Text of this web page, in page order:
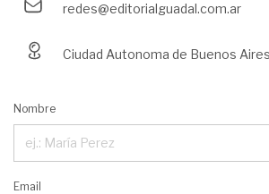
redes@editorialguadal.com.ar
Ciudad Autonoma de Buenos
Nombre
Email